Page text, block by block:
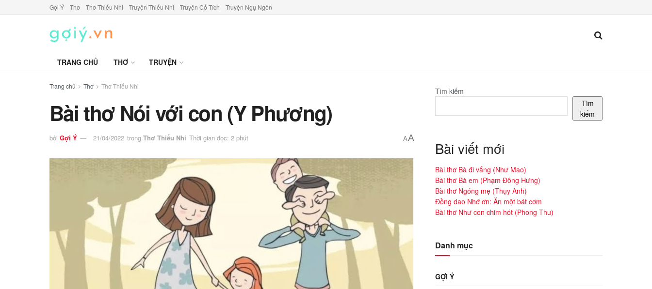
Gợi Ý Thơ Thơ Thiếu Nhi Truyện Thiếu Nhi Truyện Cổ Tích Truyện Ngụ Ngôn
TRANG CHỦ THƠ TRUYỆN
Trang chủ Thơ Thơ Thiếu Nhi
Bài thơ Nói với con (Y Phương)
bởi Gợi Ý 21/04/2022 trong Thơ Thiếu Nhi Thời gian đọc: 2 phút AA
Tìm kiếm
Tìm
kiếm
Bài viết mới
Bài thơ Bà đi vắng (Như Mao)
Bài thơ Bà em (Phạm Đông Hưng)
Bài thơ Ngóng mẹ (Thụy Anh)
Đồng dao Nhớ ơn: Ăn một bát cơm
Bài thơ Như con chim hót (Phong Thu)
Danh mục
GỢI Ý